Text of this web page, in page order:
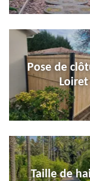
Pose de
Loiret
Taille de